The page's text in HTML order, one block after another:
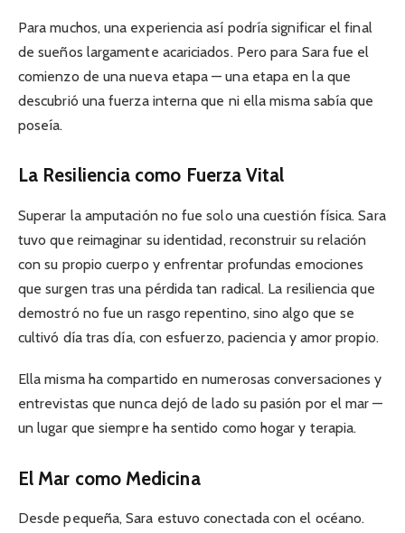
Para muchos, una experiencia así podría significar el final
de sueños largamente acariciados. Pero para Sara fue el
comienzo de una nueva etapa — una etapa en la que
descubrió una fuerza interna que ni ella misma sabía que
poseía.
La Resiliencia como Fuerza Vital
Superar la amputación no fue solo una cuestión física. Sara
tuvo que reimaginar su identidad, reconstruir su relación
con su propio cuerpo y enfrentar profundas emociones
que surgen tras una pérdida tan radical. La resiliencia que
demostró no fue un rasgo repentino, sino algo que se
cultivó día tras día, con esfuerzo, paciencia y amor propio.
Ella misma ha compartido en numerosas conversaciones y
entrevistas que nunca dejó de lado su pasión por el mar —
un lugar que siempre ha sentido como hogar y terapia.
El Mar como Medicina
Desde pequeña, Sara estuvo conectada con el océano.